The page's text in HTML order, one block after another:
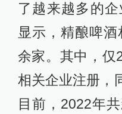
了越来越多的
显示，精酿啤
余家。其中，仅
相关企业注册，
目前，2022年